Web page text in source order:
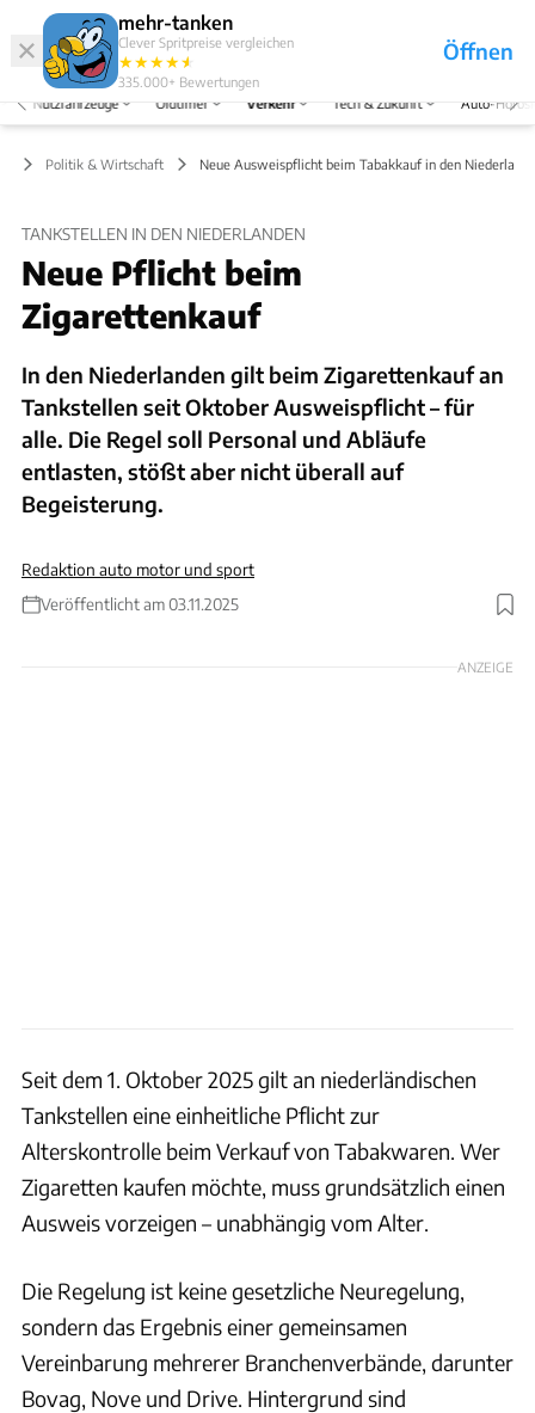
mehr-tanken
Clever Spritpreise vergleichen
★★★★★
★
335.000+ Bewertungen
Öffnen
Abo
Menü
Nutzfahrzeuge Oldtimer Verkehr Tech & Zukunft Auto-
Politik & Wirtschaft Neue Ausweispflicht beim Tabakkauf in den
TANKSTELLEN IN DEN NIEDERLANDEN
Neue Pflicht beim
Zigarettenkauf
In den Niederlanden gilt beim Zigarettenkauf an
Tankstellen seit Oktober Ausweispflicht – für
alle. Die Regel soll Personal und Abläufe
entlasten, stößt aber nicht überall auf
Begeisterung.
Redaktion auto motor und sport
Veröffentlicht am 03.11.2025
Foto: Canva/ams
ANZEIGE
Seit dem 1. Oktober 2025 gilt an niederländischen
Tankstellen eine einheitliche Pflicht zur
Alterskontrolle beim Verkauf von Tabakwaren. Wer
Zigaretten kaufen möchte, muss grundsätzlich einen
Ausweis vorzeigen – unabhängig vom Alter.
Die Regelung ist keine gesetzliche Neuregelung,
sondern das Ergebnis einer gemeinsamen
Vereinbarung mehrerer Branchenverbände, darunter
Bovag, Nove und Drive. Hintergrund sind